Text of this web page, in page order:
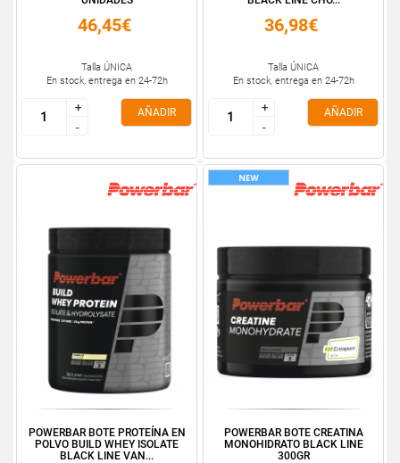
46,45€
Talla ÚNICA
En stock, entrega en 24-72h
+
-
+
-
AÑADIR
36,98€
Talla ÚNICA
En stock, entrega en 24-72h
+
-
+
-
AÑADIR
POWERBAR BOTE PROTEÍNA EN
POLVO BUILD WHEY ISOLATE
BLACK LINE VAN...
POWERBAR BOTE CREATINA
MONOHIDRATO BLACK LINE
300GR